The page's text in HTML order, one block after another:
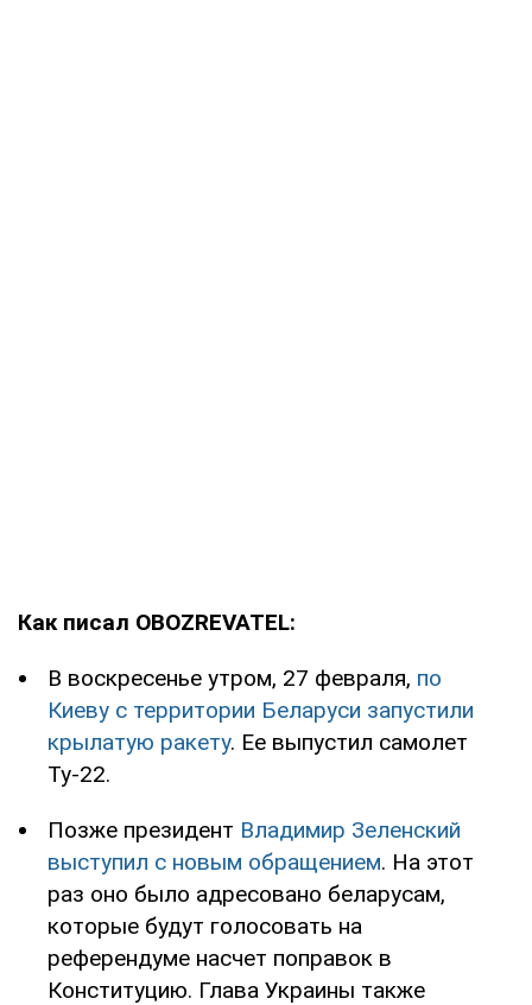
Как писал OBOZREVATEL:
В воскресенье утром, 27 февраля, по
Киеву с территории Беларуси запустили
крылатую ракету. Ее выпустил самолет
Ту-22.
Позже президент Владимир Зеленский
выступил с новым обращением. На этот
раз оно было адресовано беларусам,
которые будут голосовать на
референдуме насчет поправок в
Конституцию. Глава Украины также